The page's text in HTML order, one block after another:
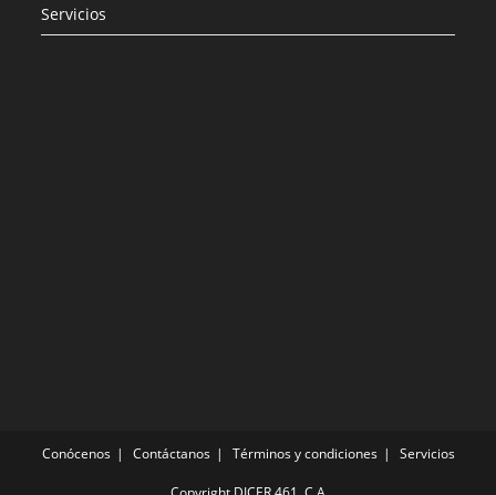
Servicios
Conócenos Contáctanos Términos y condiciones Servicios